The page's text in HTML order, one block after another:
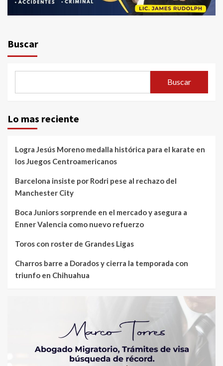
Buscar
Buscar
Lo mas reciente
Logra Jesús Moreno medalla histórica para el karate en
los Juegos Centroamericanos
Barcelona insiste por Rodri pese al rechazo del
Manchester City
Boca Juniors sorprende en el mercado y asegura a
Enner Valencia como nuevo refuerzo
Toros con roster de Grandes Ligas
Charros barre a Dorados y cierra la temporada con
triunfo en Chihuahua